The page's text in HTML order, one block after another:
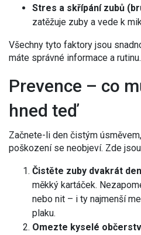
Stres a skřípání zubů
zatěžuje zuby a vede k
Všechny tyto faktory jsou
máte správné informace a rutinu.
Prevence – co
hned teď
Začnete-li den čistým
poškození se neobjeví. Zde
Čistěte zuby dvakrát
měkký kartáček.
nebo nit – i ty najmenší
plaku.
Omezte kyselé